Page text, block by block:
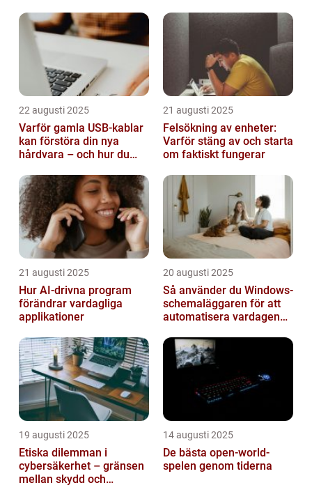
22 augusti 2025
Varför gamla USB-kablar
kan förstöra din nya
hårdvara – och hur du
21 augusti 2025
Felsökning av enheter:
Varför stäng av och starta
om faktiskt fungerar
21 augusti 2025
Hur AI-drivna program
förändrar vardagliga
applikationer
20 augusti 2025
Så använder du Windows-
schemaläggaren för att
automatisera vardagen
19 augusti 2025
Etiska dilemman i
cybersäkerhet – gränsen
mellan skydd och
14 augusti 2025
De bästa open-world-
spelen genom tiderna